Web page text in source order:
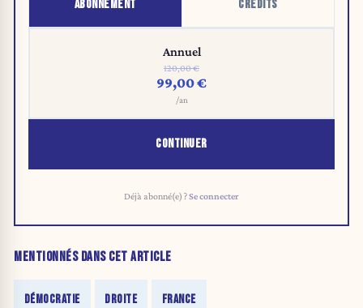
ABONNEMENT CRÉDITS
Annuel
120,00 €
99,00 €
/an
CONTINUER
Déjà abonné(e) ?Se connecter
MENTIONNÉS DANS CET ARTICLE
DÉMOCRATIE DROITE FRANCE